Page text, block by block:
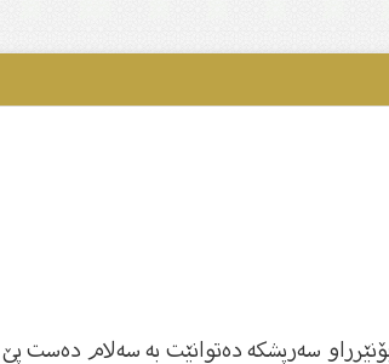
سەرپشكە دەتوانێت بە سەلام دەست